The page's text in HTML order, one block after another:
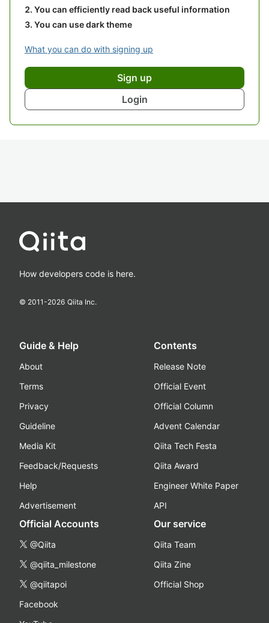
You can efficiently read back useful information
You can use dark theme
What you can do with signing up
Sign up
Login
How developers code is here.
© 2011-2026 Qiita Inc.
Guide & Help
About
Terms
Privacy
Guideline
Media Kit
Feedback/Requests
Help
Advertisement
Contents
Release Note
Official Event
Official Column
Advent Calendar
Qiita Tech Festa
Qiita Award
Engineer White Paper
API
Official Accounts
@Qiita
@qiita_milestone
@qiitapoi
Facebook
Our service
Qiita Team
Qiita Zine
Official Shop